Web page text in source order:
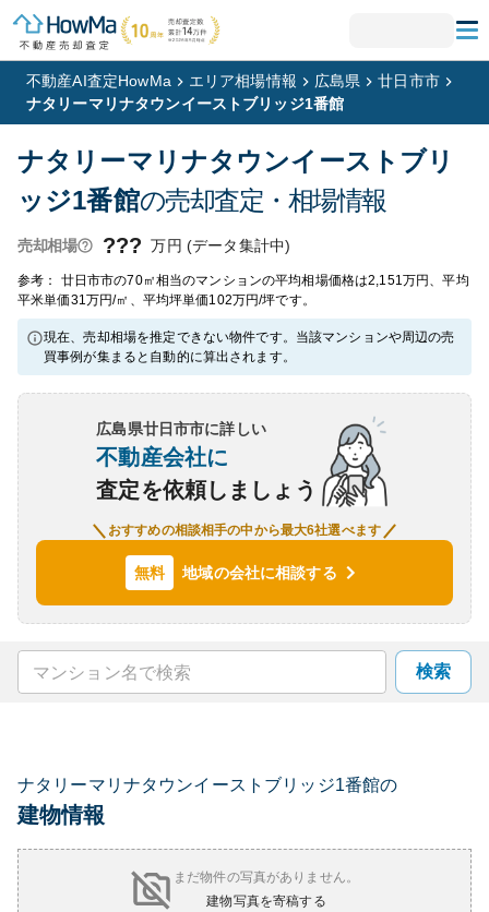
不動産AI査定HowMa エリア相場情報 広島県
廿日市市
ナタリーマリナタウンイーストブリッジ1番館
ナタリーマリナタウンイーストブリ
ッジ1番館の売却査定・相場情報
売却相場 ??? 万円 (データ集計中)
参考： 廿日市市の70㎡相当のマンションの平均相場価格は2,151万円、平均
平米単価31万円/㎡、平均坪単価102万円/坪です。
現在、売却相場を推定できない物件です。当該マンションや周辺の売
買事例が集まると自動的に算出されます。
広島県廿日市市に詳しい
不動産会社に
査定を依頼しましょう
おすすめの相談相手の中から最大6社選べます
無料 地域の会社に相談する
検索
ナタリーマリナタウンイーストブリッジ1番館の
建物情報
まだ物件の写真がありません。
建物写真を寄稿する